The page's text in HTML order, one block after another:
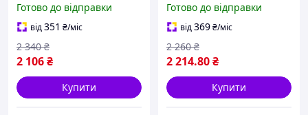
комплект
Готово до відправки
від351 ₴/міс
2 106₴
2 340 ₴
Купити
Готово до відправки
від369₴/міс
2 214.80₴
2 260 ₴
Купити